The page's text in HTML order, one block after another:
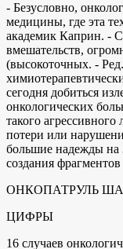
- Безусловно,
медицины, где эта
академик Каприн. -
вмешательств,
(высокоточных. -
сегодня добиться
онкологических
такого агрессивного
потери или
большие надежды на
создания
ОНКОПАТРУЛЬ
ЦИФРЫ
16 случаев